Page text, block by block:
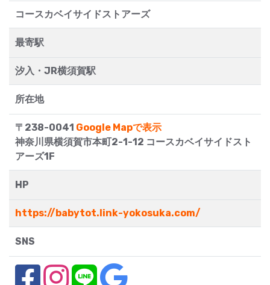
コースカベイサイドストアーズ
最寄駅
汐入・JR横須賀駅
所在地
〒238-0041 Google Mapで表示
神奈川県横須賀市本町2-1-12 コースカベイサイドスト
アーズ1F
HP
https://babytot.link-yokosuka.com/
SNS